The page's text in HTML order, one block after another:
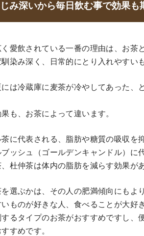
み深いから毎日飲む事で効果も
愛飲されている一番の理由は、お茶
染み深く、日常的にとり入れやすい
は冷蔵庫に麦茶が冷やしてあった、
も、お茶によって違います。
に代表される、脂肪や糖質の吸収を
ッシュ（ゴールデンキャンドル）に
杜仲茶は体内の脂肪を減らす効果が
選ぶかは、その人の肥満傾向にもよ
ものが好きな人、食べることが大好
るタイプのお茶がおすすめですし、
すめです。